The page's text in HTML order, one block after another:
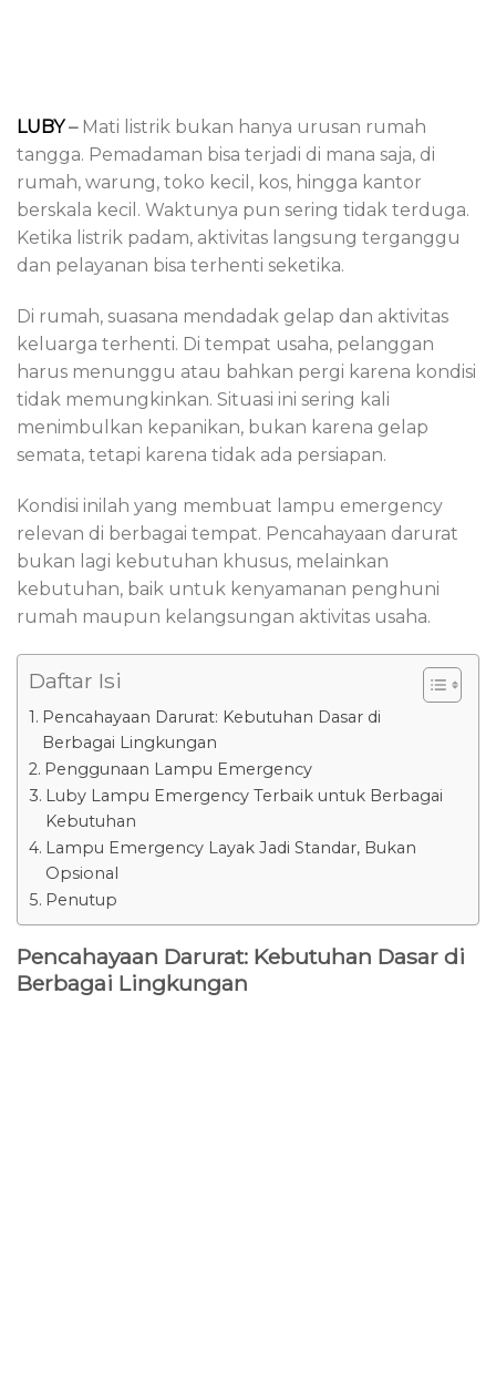
LUBY–Mati listrik bukan hanya urusan rumah
tangga. Pemadaman bisa terjadi di mana saja, di
rumah, warung, toko kecil, kos, hingga kantor
berskala kecil. Waktunya pun sering tidak terduga.
Ketika listrik padam, aktivitas langsung terganggu
dan pelayanan bisa terhenti seketika.
Di rumah, suasana mendadak gelap dan aktivitas
keluarga terhenti. Di tempat usaha, pelanggan
harus menunggu atau bahkan pergi karena kondisi
tidak memungkinkan. Situasi ini sering kali
menimbulkan kepanikan, bukan karena gelap
semata, tetapi karena tidak ada persiapan.
Kondisi inilah yang membuat lampu emergency
relevan di berbagai tempat. Pencahayaan darurat
bukan lagi kebutuhan khusus, melainkan
kebutuhan, baik untuk kenyamanan penghuni
rumah maupun kelangsungan aktivitas usaha.
Daftar Isi
Pencahayaan Darurat: Kebutuhan Dasar di
Berbagai Lingkungan
Penggunaan Lampu Emergency
Luby Lampu Emergency Terbaik untuk Berbagai
Kebutuhan
Lampu Emergency Layak Jadi Standar, Bukan
Opsional
Penutup
Pencahayaan Darurat: Kebutuhan Dasar di
Berbagai Lingkungan